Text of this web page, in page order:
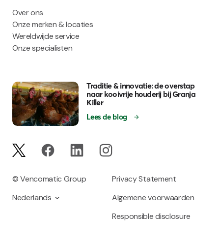
Over ons
Onze merken & locaties
Wereldwijde service
Onze specialisten
Traditie & innovatie: de overstap
naar kooivrije houderij bij Granja
Killer
Lees de blog
© Vencomatic Group
Nederlands
Privacy Statement
Algemene voorwaarden
Responsible disclosure